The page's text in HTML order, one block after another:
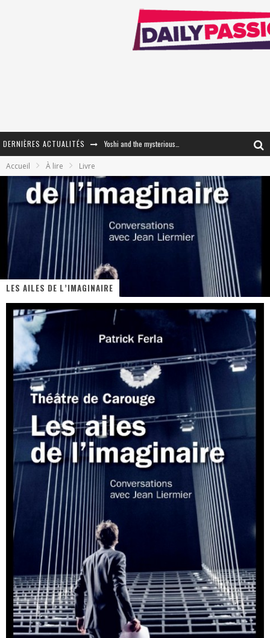
DERNIÈRES ACTUALITÉS
« The Broken Ring / This Mariage Will Fail Anyway » (Tome 2) – Préparer sa vengeance…
« Le Béton et le Bambou / Propositions pour Mayotte et le Monde. » - Améliorations !
Star Fox
Assassin's Creed Black Flag Resynced
Splatoon Raiders
Accueil À lire Livre
LES AILES DE L’IMAGINAIRE